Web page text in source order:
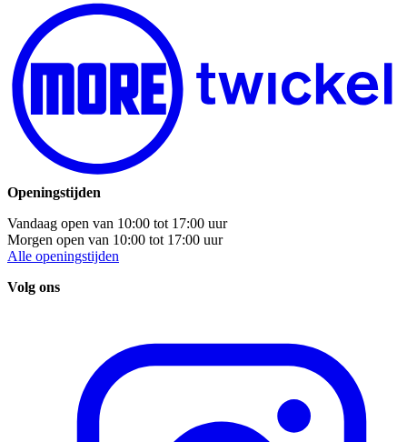
Openingstijden
Vandaag open van 10:00 tot 17:00 uur
Morgen open van 10:00 tot 17:00 uur
Alle openingstijden
Volg ons